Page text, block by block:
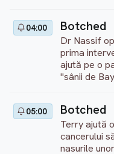
04:00 Botched
Dr Nassif
prima
ajută pe o
"sânii de
05:00 Botched
Terry ajută
cancerului
nasurile